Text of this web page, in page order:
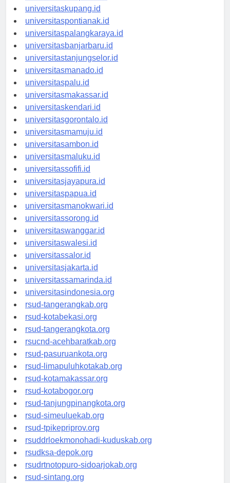
universitasdenpasar.id
universitaskupang.id
universitaspontianak.id
universitaspalangkaraya.id
universitasbanjarbaru.id
universitastanjungselor.id
universitasmanado.id
universitaspalu.id
universitasmakassar.id
universitaskendari.id
universitasgorontalo.id
universitasmamuju.id
universitasambon.id
universitasmaluku.id
universitassofifi.id
universitasjayapura.id
universitaspapua.id
universitasmanokwari.id
universitassorong.id
universitaswanggar.id
universitaswalesi.id
universitassalor.id
universitasjakarta.id
universitassamarinda.id
universitasindonesia.org
rsud-tangerangkab.org
rsud-kotabekasi.org
rsud-tangerangkota.org
rsucnd-acehbaratkab.org
rsud-pasuruankota.org
rsud-limapuluhkotakab.org
rsud-kotamakassar.org
rsud-kotabogor.org
rsud-tanjungpinangkota.org
rsud-simeuluekab.org
rsud-tpikepriprov.org
rsuddrloekmonohadi-kuduskab.org
rsudksa-depok.org
rsudrtnotopuro-sidoarjokab.org